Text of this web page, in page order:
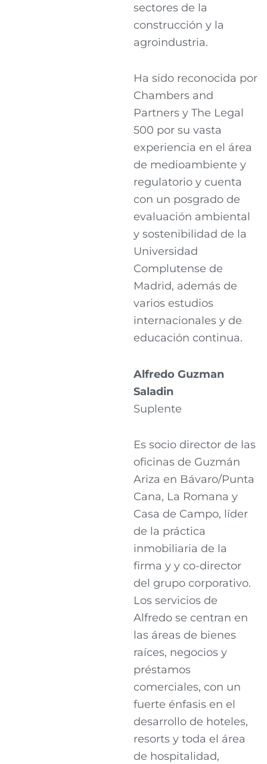
sectores de la
construcción y la
agroindustria.
Ha sido reconocida por
Chambers and
Partners y The Legal
500 por su vasta
experiencia en el área
de medioambiente y
regulatorio y cuenta
con un posgrado de
evaluación ambiental
y sostenibilidad de la
Universidad
Complutense de
Madrid, además de
varios estudios
internacionales y de
educación continua.
Alfredo Guzman
Saladin
Suplente
Es socio director de las
oficinas de Guzmán
Ariza en Bávaro/Punta
Cana, La Romana y
Casa de Campo, líder
de la práctica
inmobiliaria de la
firma y y co-director
del grupo corporativo.
Los servicios de
Alfredo se centran en
las áreas de bienes
raíces, negocios y
préstamos
comerciales, con un
fuerte énfasis en el
desarrollo de hoteles,
resorts y toda el área
de hospitalidad,